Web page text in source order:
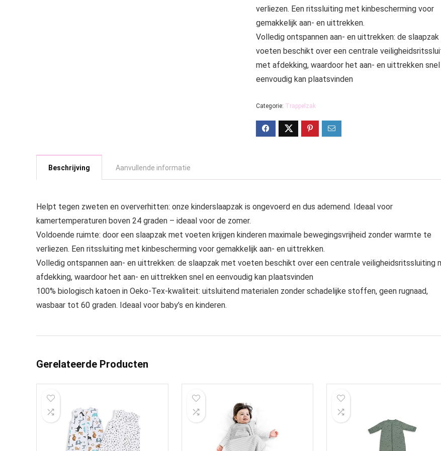
verliezen. Een ritssluiting met kinbescherming voor
gemakkelijk aan- en uittrekken.
Volledig ontspannen aan- en uittrekken: de
voeten beschikt over een centrale
met afdekking, waardoor het aan- en uittrekken
eenvoudig kan plaatsvinden
Categorie: Trappelzak
Beschrijving Aanvullende informatie
Helpt tegen zweten en oververhitten: onze kinderslaapzak is ongevoerd en dus ademend. Ideaal voor
kamertemperaturen boven 24 graden – ideaal voor de zomer.
Voldoende ruimte: door een slaapzak met voeten krijgen kinderen maximale bewegingsvrijheid zonder warmte te
verliezen. Een ritssluiting met kinbescherming voor gemakkelijk aan- en uittrekken.
Volledig ontspannen aan- en uittrekken: de slaapzak met voeten beschikt over een centrale veiligheidsritssluiting
afdekking, waardoor het aan- en uittrekken snel en eenvoudig kan plaatsvinden
100% biologisch katoen in Oeko-Tex-kwaliteit: uitsluitend materialen zonder schadelijke stoffen, geen rugnaad,
wasbaar tot 60 graden. Ideaal voor baby’s en kinderen.
Gerelateerde Producten